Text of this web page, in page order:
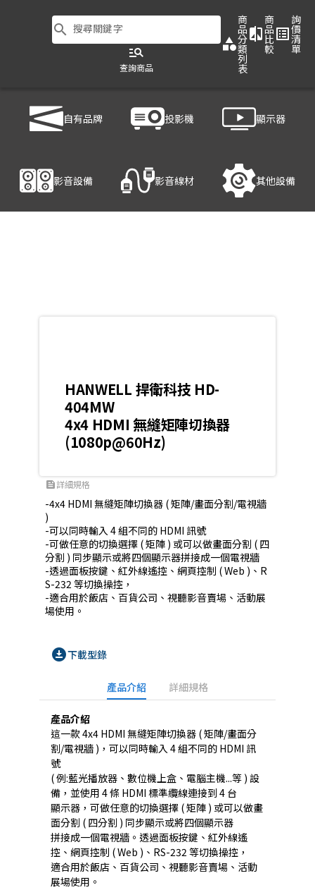
search 搜尋關鍵字
manage_search
查詢商品
category
商
品
分
類
列
表
compare
商
品
比
較
list_alt
詢
價
清
單
自有品牌 投影機 顯示器
影音設備 影音線材 其他設備
HANWELL 捍衛科技 HD-404MW
HANWELL 捍衛科技 HD-
404MW
4x4 HDMI 無縫矩陣切換器
(1080p@60Hz)
feed詳細規格
-4x4 HDMI 無縫矩陣切換器 ( 矩陣/畫面分割/電視牆
)
-可以同時輸入 4 組不同的 HDMI 訊號
-可做任意的切換選擇 ( 矩陣 ) 或可以做畫面分割 ( 四
分割 ) 同步顯示或將四個顯示器拼接成一個電視牆
-透過面板按鍵、紅外線遙控、網頁控制 ( Web )、R
S-232 等切換操控，
-適合用於飯店、百貨公司、視聽影音賣場、活動展
場使用。
download_for_offline下載型錄
產品介紹 詳細規格
產品介紹
這一款 4x4 HDMI 無縫矩陣切換器 ( 矩陣/畫面分
割/電視牆 )，可以同時輸入 4 組不同的 HDMI 訊
號
( 例:藍光播放器、數位機上盒、電腦主機...等 ) 設
備，並使用 4 條 HDMI 標準纜線連接到 4 台
顯示器，可做任意的切換選擇 ( 矩陣 ) 或可以做畫
面分割 ( 四分割 ) 同步顯示或將四個顯示器
拼接成一個電視牆。透過面板按鍵、紅外線遙
控、網頁控制 ( Web )、RS-232 等切換操控，
適合用於飯店、百貨公司、視聽影音賣場、活動
展場使用。